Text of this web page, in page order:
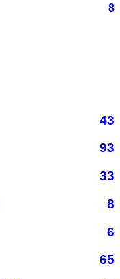
8
43
93
33
8
6
65